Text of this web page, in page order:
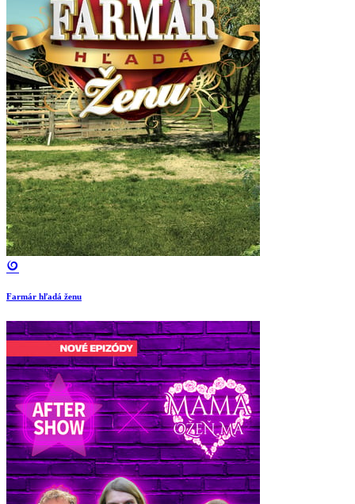
Farmár hľadá ženu